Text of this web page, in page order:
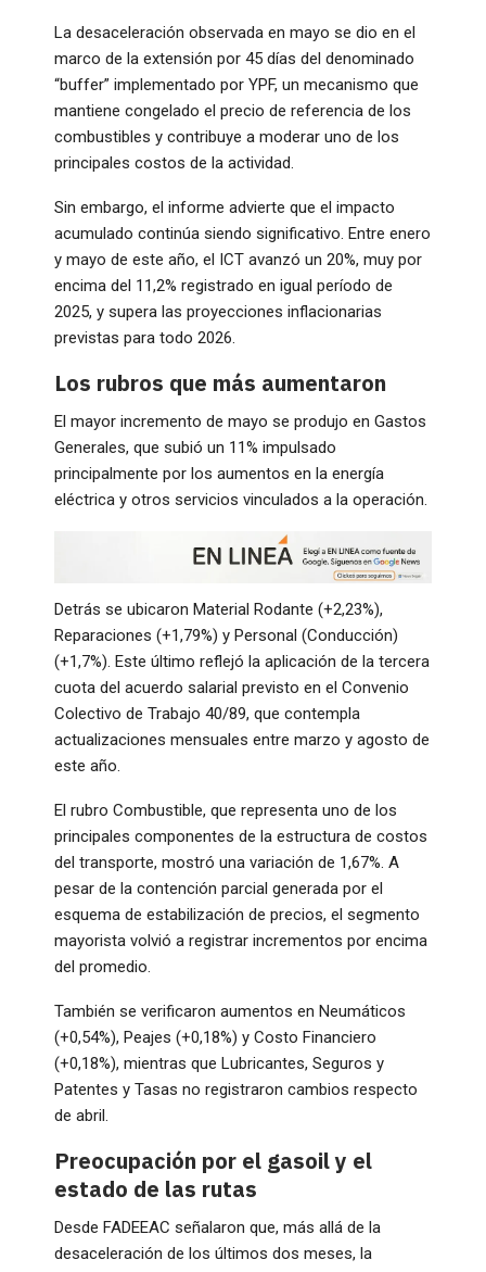
La desaceleración observada en mayo se dio en el
marco de la extensión por 45 días del denominado
“buffer” implementado por YPF, un mecanismo que
mantiene congelado el precio de referencia de los
combustibles y contribuye a moderar uno de los
principales costos de la actividad.
Sin embargo, el informe advierte que el impacto
acumulado continúa siendo significativo. Entre enero
y mayo de este año, el ICT avanzó un 20%, muy por
encima del 11,2% registrado en igual período de
2025, y supera las proyecciones inflacionarias
previstas para todo 2026.
Los rubros que más aumentaron
El mayor incremento de mayo se produjo en Gastos
Generales, que subió un 11% impulsado
principalmente por los aumentos en la energía
eléctrica y otros servicios vinculados a la operación.
Detrás se ubicaron Material Rodante (+2,23%),
Reparaciones (+1,79%) y Personal (Conducción)
(+1,7%). Este último reflejó la aplicación de la tercera
cuota del acuerdo salarial previsto en el Convenio
Colectivo de Trabajo 40/89, que contempla
actualizaciones mensuales entre marzo y agosto de
este año.
El rubro Combustible, que representa uno de los
principales componentes de la estructura de costos
del transporte, mostró una variación de 1,67%. A
pesar de la contención parcial generada por el
esquema de estabilización de precios, el segmento
mayorista volvió a registrar incrementos por encima
del promedio.
También se verificaron aumentos en Neumáticos
(+0,54%), Peajes (+0,18%) y Costo Financiero
(+0,18%), mientras que Lubricantes, Seguros y
Patentes y Tasas no registraron cambios respecto
de abril.
Preocupación por el gasoil y el
estado de las rutas
Desde FADEEAC señalaron que, más allá de la
desaceleración de los últimos dos meses, la